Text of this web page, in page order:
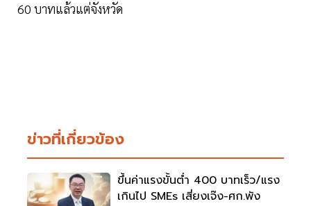
60 บาทแล้วแต่จังหวัด
ข่าวที่เกี่ยวข้อง
ขึ้นค่าแรงขั้นต่ำ 400 บาทเร็ว/แรง
เกินไป SMEs เสี่ยงเจ๊ง-ศก.พัง